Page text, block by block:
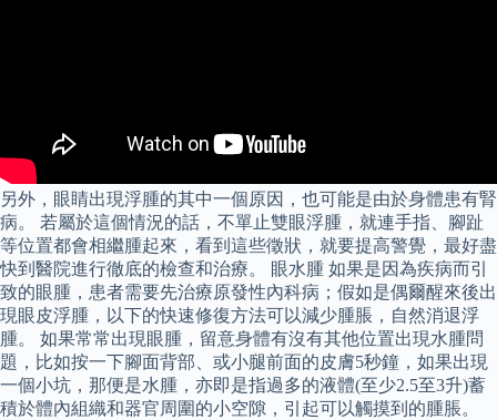
另外，眼睛出現浮腫的其中一個原因，也可能是由於身體患有腎
病。 若屬於這個情況的話，不單止雙眼浮腫，就連手指、腳趾
等位置都會相繼腫起來，看到這些徵狀，就要提高警覺，最好盡
快到醫院進行徹底的檢查和治療。 眼水腫 如果是因為疾病而引
致的眼腫，患者需要先治療原發性內科病；假如是偶爾醒來後出
現眼皮浮腫，以下的快速修復方法可以減少腫脹，自然消退浮
腫。 如果常常出現眼腫，留意身體有沒有其他位置出現水腫問
題，比如按一下腳面背部、或小腿前面的皮膚5秒鐘，如果出現
一個小坑，那便是水腫，亦即是指過多的液體(至少2.5至3升)蓄
積於體內組織和器官周圍的小空隙，引起可以觸摸到的腫脹。